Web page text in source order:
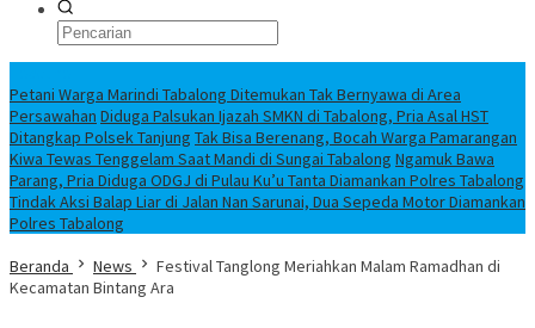
Petani Warga Marindi Tabalong Ditemukan Tak Bernyawa di Area
Persawahan Diduga Palsukan Ijazah SMKN di Tabalong, Pria Asal HST
Ditangkap Polsek Tanjung Tak Bisa Berenang, Bocah Warga Pamarangan
Kiwa Tewas Tenggelam Saat Mandi di Sungai Tabalong Ngamuk Bawa
Parang, Pria Diduga ODGJ di Pulau Ku’u Tanta Diamankan Polres Tabalong
Tindak Aksi Balap Liar di Jalan Nan Sarunai, Dua Sepeda Motor Diamankan
Polres Tabalong
Beranda
News
Festival Tanglong Meriahkan Malam Ramadhan di
Kecamatan Bintang Ara